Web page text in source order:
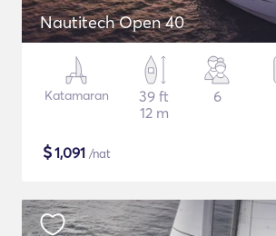
Nautitech Open 40
Katamaran
39 ft
12 m
6
$1,091 /nat